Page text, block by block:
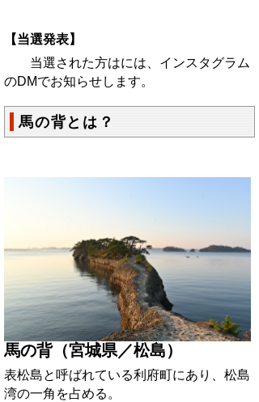
【当選発表】
当選された方はには、インスタグラム
のDMでお知らせします。
馬の背とは？
馬の背（宮城県／松島）
表松島と呼ばれている利府町にあり、松島
湾の一角を占める。